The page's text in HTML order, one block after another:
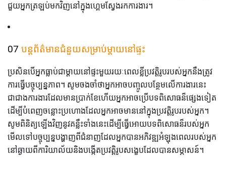
ជួយអ្នកត្រឡប់មកវិញនៅក្នុងហ្គេមស្វែងរកការងារ។
07 បន្តព័ត៌មានជំនួយសម្រាប់ម្ដាយនៅផ្ទះ
ប្រសិនបើអ្នកធ្លាប់ជាម្តាយនៅផ្ទះមួយរយៈពេលខ្លីប្រវត្តិរូបរបស់អ្នកនឹងត្រូវ
ការធ្វើបច្ចុប្បន្នភាព។ សូមចងចាំថាអ្នកអាចបញ្ចូលបន្ថែមលើការងារនេះ
ជាជាងការងារដែលមានប្រាក់ខែហើយអ្នកអាចប្រើបទពិសោធន៏ផ្សេងទៀត
ដើម្បីបំពេញចន្លោះប្រហោងដែលអ្នកអាចមាននៅក្នុងប្រវត្តិរូបរបស់អ្នក។
សូមពិនិត្យឡើងវិញនូវគន្លឹះទាំងនេះដើម្បីធ្វើអោយបទពិសោធន៏របស់អ្នក
មើលទៅបច្ចុប្បន្នបង្ហាញពីជំនាញដែលអ្នកបានអភិវឌ្ឍអំឡុងពេលរបស់អ្នក
នៅឆ្ងាយពីការិយាល័យនិងបង្កើតប្រវត្តិរូបសង្ខេបដែលបានសម្ភាសន៍។